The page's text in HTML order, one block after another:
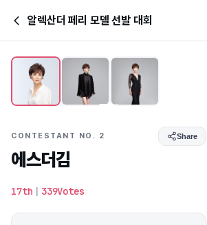
알렉산더 페리 모델 선발 대회
CONTESTANT NO. 2 Share
에스더김
17th | 339Votes